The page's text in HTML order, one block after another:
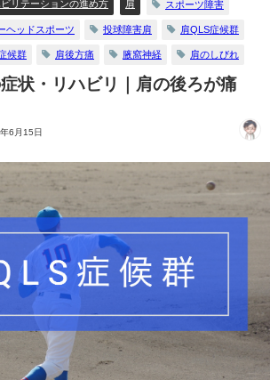
ビリテーションの進め方 肩 スポーツ障害
ヘッドスポーツ 投球障害肩 肩QLS症候群
候群 肩後方痛 腋窩神経 肩のしびれ
状・リハビリ｜肩の後ろが痛
6月15日